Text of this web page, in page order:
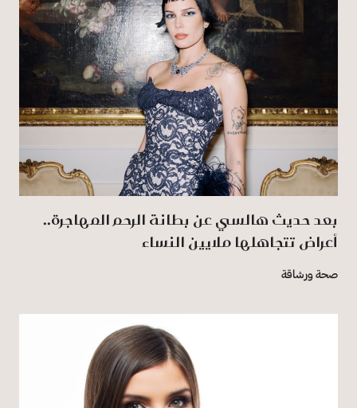
بعد حديث هالسي عن بطانة الرحم المهاجرة..
أعراض تتجاهلها ملايين النساء
صحة ورشاقة